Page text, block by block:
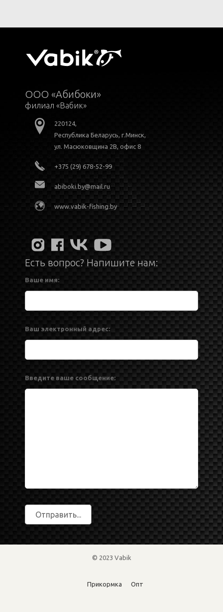
ООО «Абибоки»
филиал «Вабик»
220124,
Республика Беларусь, г.Минск,
ул. Масюковщина 2В, офис 8
+375 (29) 678-52-99
abiboki.by@mail.ru
www.vabik-fishing.by
Есть вопрос? Напишите нам:
Ваше имя:
Ваш электронный адрес:
Введите ваше сообщение:
© 2023 Vabik
Прикормка Опт